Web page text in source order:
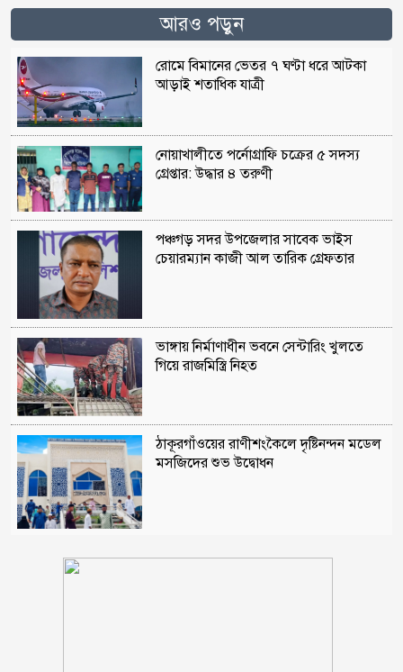
আরও পড়ুন
রোমে বিমানের ভেতর ৭ ঘণ্টা ধরে আটকা
আড়াই শতাধিক যাত্রী
নোয়াখালীতে পর্নোগ্রাফি চক্রের ৫ সদস্য
গ্রেপ্তার: উদ্ধার ৪ তরুণী
পঞ্চগড় সদর উপজেলার সাবেক ভাইস
চেয়ারম্যান কাজী আল তারিক গ্রেফতার
ভাঙ্গায় নির্মাণাধীন ভবনে সেন্টারিং খুলতে
গিয়ে রাজমিস্ত্রি নিহত
ঠাকূরগাঁওয়ের রাণীশংকৈলে দৃষ্টিনন্দন মডেল
মসজিদের শুভ উদ্বোধন
আলফাডাঙ্গায় জমি সংক্রান্ত বিরোধের জেরে